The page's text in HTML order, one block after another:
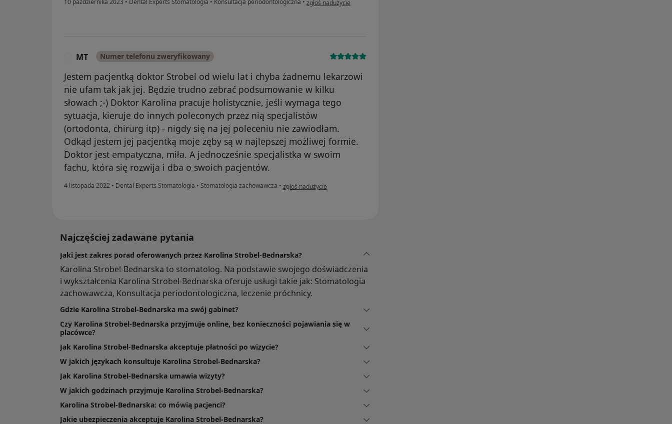
10 października 2023 • Dental Experts Stomatologia • Konsultacja periodontologiczna • zgłoś nadużycie
MT Numer telefonu zweryfikowany
Jestem pacjentką doktor Strobel od wielu lat i chyba żadnemu lekarzowi
nie ufam tak jak jej. Będzie trudno zebrać podsumowanie w kilku
słowach ;-) Doktor Karolina pracuje holistycznie, jeśli wymaga tego
sytuacja, kieruje do innych poleconych przez nią specjalistów
(ortodonta, chirurg itp) - nigdy się na jej poleceniu nie zawiodłam.
Odkąd jestem jej pacjentką moje zęby są w najlepszej możliwej formie.
Doktor jest empatyczna, miła. A jednocześnie specjalistka w swoim
fachu, która się rozwija i dba o swoich pacjentów.
4 listopada 2022 • Dental Experts Stomatologia • Stomatologia zachowawcza • w opinii użytkownika MT
zgłoś nadużycie
Najczęściej zadawane pytania
Jaki jest zakres porad oferowanych przez Karolina Strobel-Bednarska?
Karolina Strobel-Bednarska to stomatolog. Na podstawie swojego doświadczenia
i wykształcenia Karolina Strobel-Bednarska oferuje usługi takie jak: Stomatologia
zachowawcza, Konsultacja periodontologiczna, leczenie próchnicy.
Gdzie Karolina Strobel-Bednarska ma swój gabinet?
Czy Karolina Strobel-Bednarska przyjmuje online, bez konieczności pojawiania się w
placówce?
Jak Karolina Strobel-Bednarska akceptuje płatności po wizycie?
W jakich językach konsultuje Karolina Strobel-Bednarska?
Jak Karolina Strobel-Bednarska umawia wizyty?
W jakich godzinach przyjmuje Karolina Strobel-Bednarska?
Karolina Strobel-Bednarska: co mówią pacjenci?
Jakie ubezpieczenia akceptuje Karolina Strobel-Bednarska?